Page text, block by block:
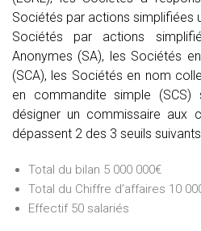
Sociétés par actions simplifiées
Sociétés par actions
Anonymes (SA), les Sociétés
(SCA), les Sociétés en nom
en commandite simple (SCS)
désigner un commissaire aux
dépassent 2 des 3 seuils
Total du bilan 5 000 000€
Total du Chiffre d’affaires 10
Effectif 50 salariés